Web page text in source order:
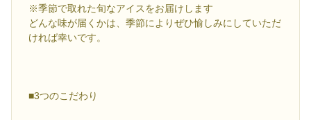
※季節で取れた旬なアイスをお届けします
どんな味が届くかは、季節によりぜひ愉しみにしていただ
ければ幸いです。
■3つのこだわり